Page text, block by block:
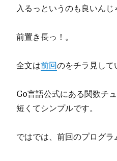
入るっというのも良いんじ
前置き長っ！。
全文は前回のをチラ見して
Go言語公式にある関数チ
短くてシンプルです。
ではでは、前回のプログラ